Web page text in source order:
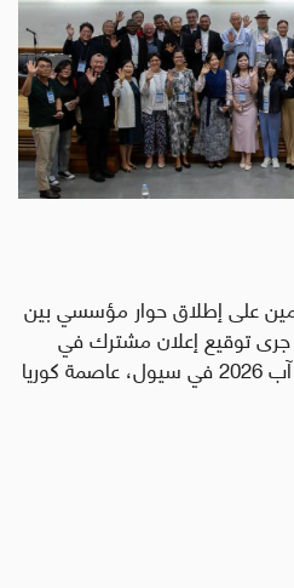
على إطلاق حوار مؤسسي بين
جرى توقيع إعلان مشترك في
ختام ندوة عُقدت يومي 4 و5 آب 2026 في سيول، عاصمة كوريا